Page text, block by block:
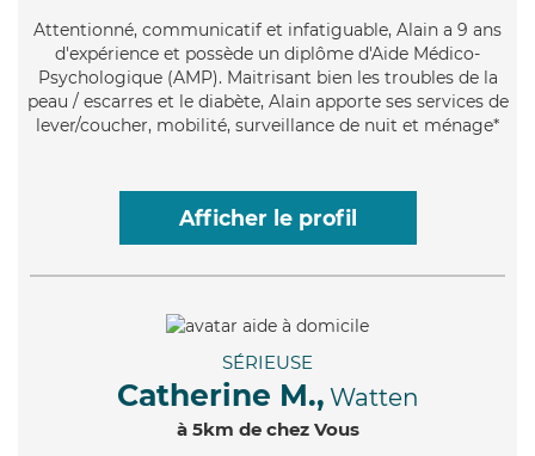
Attentionné, communicatif et infatiguable, Alain a 9 ans
d'expérience et possède un diplôme d'Aide Médico-
Psychologique (AMP). Maitrisant bien les troubles de la
peau / escarres et le diabète, Alain apporte ses services de
lever/coucher, mobilité, surveillance de nuit et ménage*
Afficher le profil
SÉRIEUSE
Catherine M., Watten
à 5km de chez Vous